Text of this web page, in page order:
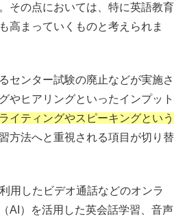
その点においては、特に英語教育
高まっていくものと考えられま
センター試験の廃止などが実施さ
やヒアリングといったインプット
ライティングやスピーキングという
方法へと重視される項目が切り替
用したビデオ通話などのオンラ
AI ）を活用した英会話学習、音声